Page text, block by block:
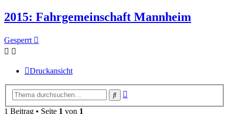
2015: Fahrgemeinschaft Mannheim
Gesperrt
Druckansicht
Suche
1 Beitrag • Seite 1 von 1